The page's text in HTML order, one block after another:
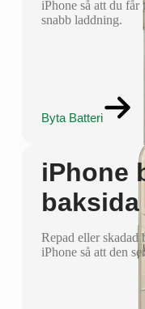
iPhone så att du
snabb laddning.
Byta Batteri
iPhone
baksida
Repad eller skadad
iPhone så att den